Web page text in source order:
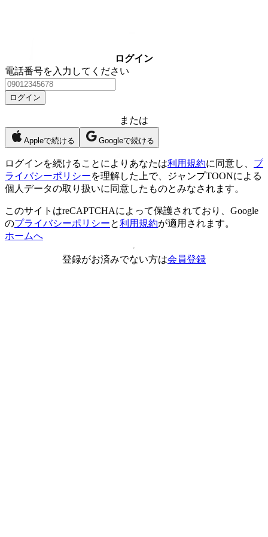
ログイン
電話番号を入力してください
ログイン
または
Appleで続ける Googleで続ける
ログインを続けることによりあなたは利用規約に同意し、 プ
ライバシーポリシーを理解した上で、ジャンプTOONによる
個人データの取り扱いに同意したものとみなされます。
このサイトはreCAPTCHAによって保護されており、Google
のプライバシーポリシーと利用規約が適用されます。
ホームへ
登録がお済みでない方は会員登録